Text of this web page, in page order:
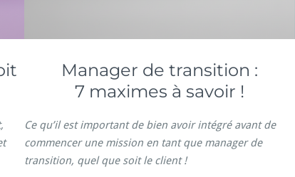
Manager de transition :
7 maximes à savoir !
Ce qu’il est important de bien avoir intégré avant de
commencer une mission en tant que manager de
transition, quel que soit le client !